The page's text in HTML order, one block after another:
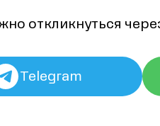
откликнуться
Telegram